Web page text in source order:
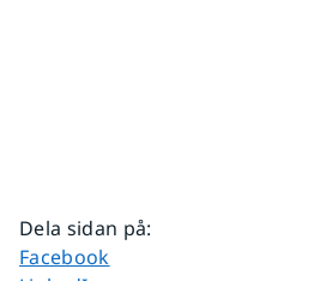
Dela sidan på:
Dela sidan på
Facebook